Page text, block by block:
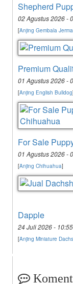
Shepherd
02 Agustus 2026 -
[Anjing Gembala
Premium
01 Agustus 2026 -
[Anjing English Bulldog]
For Sale
01 Agustus 2026 -
[Anjing Chihuahua]
Dapple
24 Juli 2026 - 10:55
[Anjing Miniature